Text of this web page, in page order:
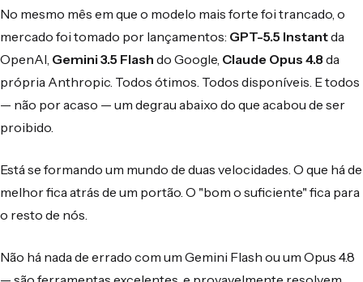
No mesmo mês em que o modelo mais forte foi trancado, o
mercado foi tomado por lançamentos: GPT-5.5 Instantda
OpenAI, Gemini 3.5 Flash do Google, Claude Opus 4.8 da
própria Anthropic. Todos ótimos. Todos disponíveis. E todos
— não por acaso — um degrau abaixo do que acabou de ser
proibido.
Está se formando um mundo de duas velocidades. O que há de
melhor fica atrás de um portão. O "bom o suficiente" fica para
o resto de nós.
Não há nada de errado com um Gemini Flash ou um Opus 4.8